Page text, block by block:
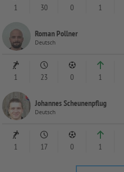
1 30 0 1
Roman Pollner
Deutsch
1 23 0 1
Johannes Scheunenpflug
Deutsch
1 17 0 1